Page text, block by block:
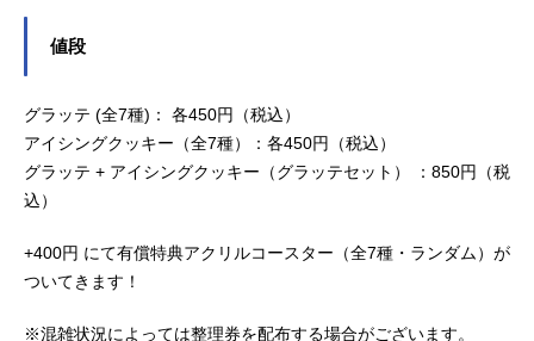
値段
グラッテ (全7種)： 各450円（税込）
アイシングクッキー（全7種）：各450円（税込）
グラッテ + アイシングクッキー（グラッテセット） ：850円（税
込）
+400円 にて有償特典アクリルコースター（全7種・ランダム）が
ついてきます！
※混雑状況によっては整理券を配布する場合がございます。